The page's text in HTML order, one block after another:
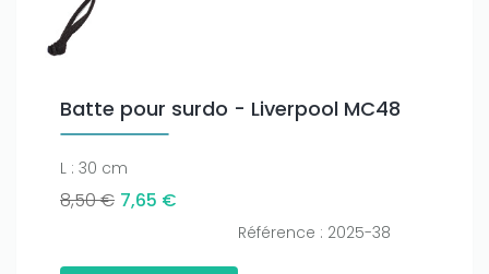
Batte pour surdo - Liverpool MC48
L : 30 cm
8,50 € 7,65 €
Référence : 2025-38